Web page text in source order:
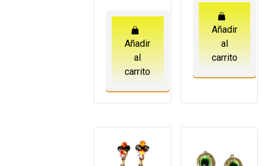
Añadir
al
carrito
Añadir
al
carrito